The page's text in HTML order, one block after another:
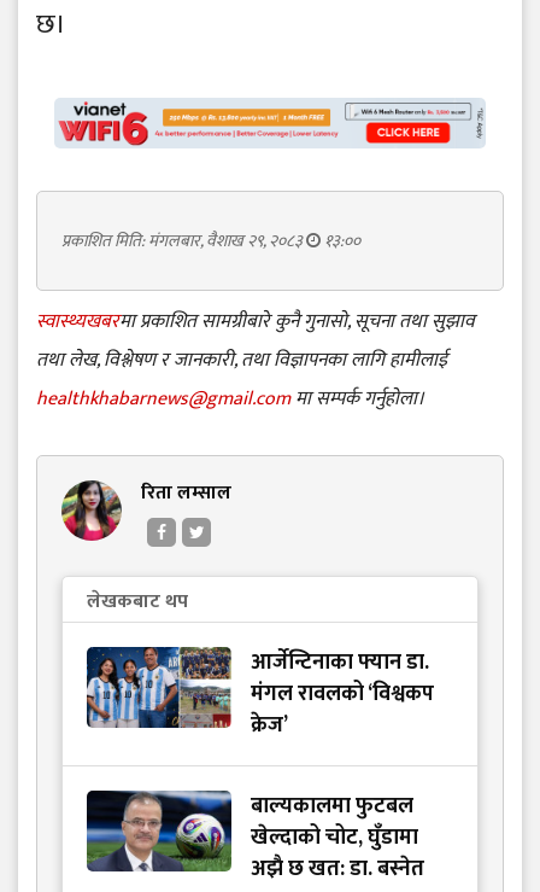
छ।
प्रकाशित मिति: मंगलबार, वैशाख २९, २०८३ १३:००
स्वास्थ्यखबरमा प्रकाशित सामग्रीबारे कुनै गुनासो, सूचना तथा सुझाव
तथा लेख, विश्लेषण र जानकारी, तथा विज्ञापनका लागि हामीलाई
healthkhabarnews@gmail.comमा सम्पर्क गर्नुहोला।
रिता लम्साल
लेखकबाट थप
आर्जेन्टिनाका फ्यान डा.
मंगल रावलको ‘विश्वकप
क्रेज’
बाल्यकालमा फुटबल
खेल्दाको चोट, घुँडामा
अझै छ खत: डा. बस्नेत